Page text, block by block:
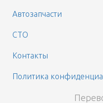
Автозапчасти
СТО
Контакты
Политика